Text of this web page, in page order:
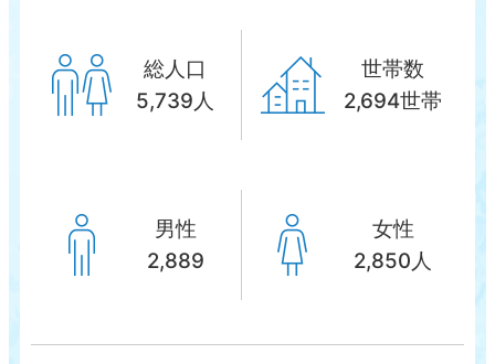
総人口
5,739人
世帯数
2,694世帯
男性
2,889
女性
2,850人